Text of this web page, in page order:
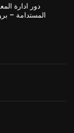
دور ادارة
المستدامة –